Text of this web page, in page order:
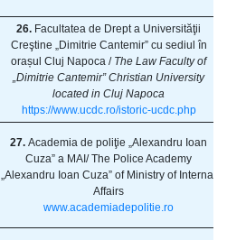
26. Facultatea de Drept a Universităţii
Creştine „Dimitrie Cantemir” cu sediul în
orașul Cluj Napoca /The Law Faculty of
„Dimitrie Cantemir” Christian University
located in Cluj Napoca
https://www.ucdc.ro/istoric-ucdc.php
27. Academia de poliţie „Alexandru Ioan
Cuza” a MAI/ The Police Academy
„Alexandru Ioan Cuza” of Ministry of Internal
Affairs
www.academiadepolitie.ro